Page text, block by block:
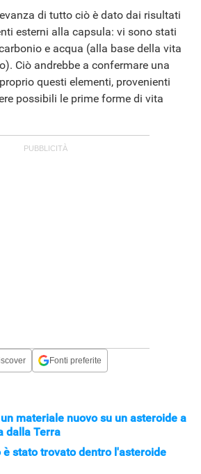
di tutto ciò è dato dai risultati
esterni alla capsula: vi sono stati
e acqua (alla base della vita
Ciò andrebbe a confermare una
questi elementi, provenienti
possibili le prime forme di vita
Fonti preferite
materiale nuovo su un asteroide a
dalla Terra
è stato trovato dentro l'asteroide